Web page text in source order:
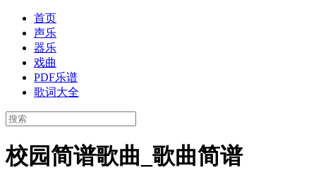
首页
声乐
器乐
戏曲
PDF乐谱
歌词大全
校园简谱歌曲_歌曲简谱